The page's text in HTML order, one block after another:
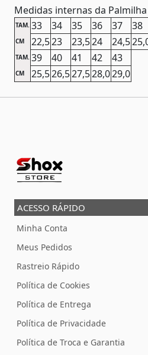
Medidas internas da Palmilha
TAM. 33 34 35 36 37 38
CM 22,523 23,524 24,5
TAM. 39 40 41 42 43
CM 25,526,527,528,029,0
ACESSO RÁPIDO
Minha Conta
Meus Pedidos
Rastreio Rápido
Política de Cookies
Política de Entrega
Política de Privacidade
Política de Troca e Garantia